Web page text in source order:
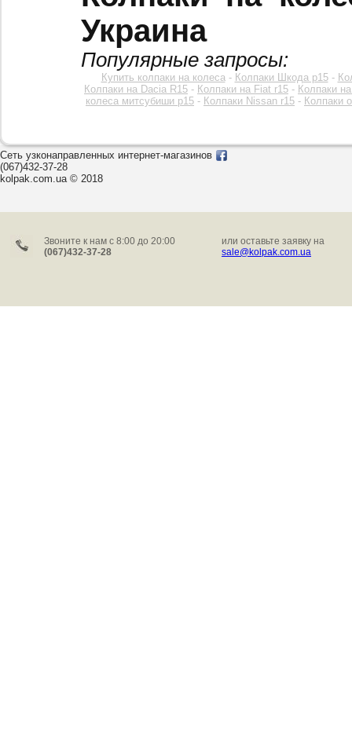
Украина
Популярные запросы:
Купить колпаки на колеса- Колпаки Шкода р15-
Колпаки на Dacia R15 - Колпаки на Fiat r15 - Колпаки
колеса митсубиши р15 - Колпаки Nissan r15 - Колпаки
Сеть узконаправленных интернет-магазинов
(067)432-37-28
kolpak.com.ua © 2018
Звоните к нам c 8:00 до 20:00
(067)432-37-28
или оставьте заявку на
sale@kolpak.com.ua